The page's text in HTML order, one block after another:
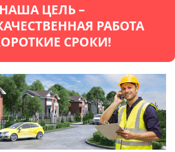
НАША ЦЕЛЬ –
РАБОТА
СРОКИ!